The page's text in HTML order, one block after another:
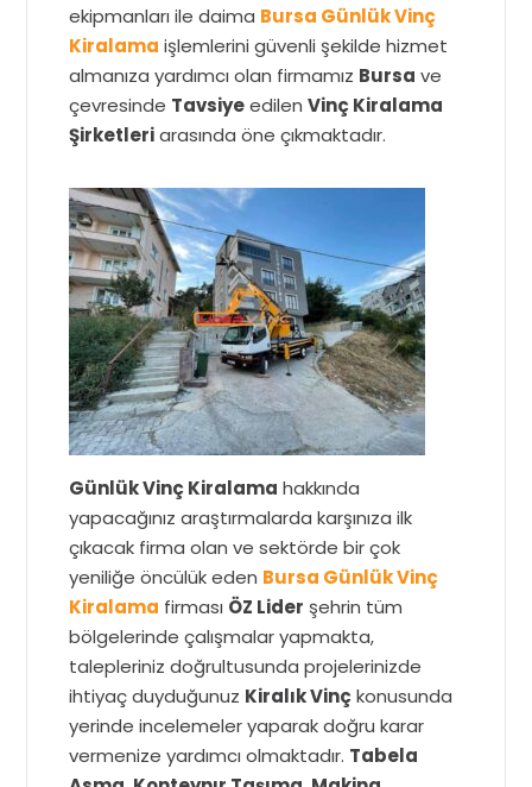
ekipmanları ile daima Bursa Günlük Vinç
Kiralama işlemlerini güvenli şekilde hizmet
almanıza yardımcı olan firmamız Bursa ve
çevresinde TavsiyeedilenVinç Kiralama
Şirketleriarasında öne çıkmaktadır.
Günlük Vinç Kiralama hakkında
yapacağınız araştırmalarda karşınıza ilk
çıkacak firma olan ve sektörde bir çok
yeniliğe öncülük eden Bursa Günlük Vinç
Kiralama firması ÖZ Lider şehrin tüm
bölgelerinde çalışmalar yapmakta,
talepleriniz doğrultusunda projelerinizde
ihtiyaç duyduğunuz Kiralık Vinçkonusunda
yerinde incelemeler yaparak doğru karar
vermenize yardımcı olmaktadır. Tabela